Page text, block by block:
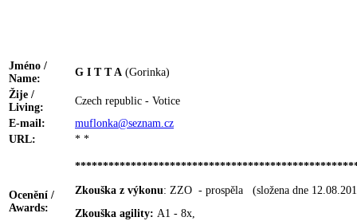
Jméno /
Name:
G I T T A (Gorinka)
Žije /
Living:
Czech republic - Votice
E-mail:
muflonka@seznam.cz
URL:
* *
Ocenění /
Awards:
Zkouška z výkonu: ZZO - prospěla (složena dne
Zkouška agility: A1 - 8x,